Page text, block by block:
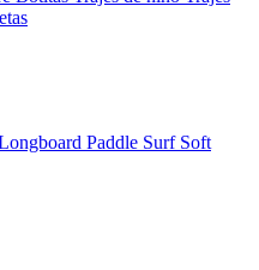
Paddle Surf Soft